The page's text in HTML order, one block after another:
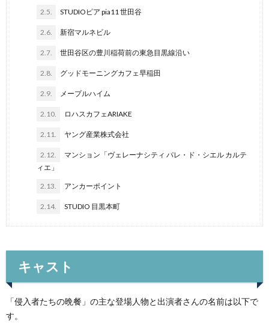
2.5. STUDIOピア pia11 世田谷
2.6. 新宿マルネビル
2.7. 世田谷区の豊川稲荷前の東急目黒線沿い
2.8. グッドモーニングカフェ早稲田
2.9. メープルハイム
2.10. ロハスカフェARIAKE
2.11. ヤング産業株式会社
2.12.
マンション「ヴェレーナシティ パレ・ド・シエル カルテ
ィエ」
2.13. アンカーポイント
2.14. STUDIO 目黒本町
キャスト
「侵入者たちの晩餐」の主な登場人物と出演者さんの名前は以下で
す。